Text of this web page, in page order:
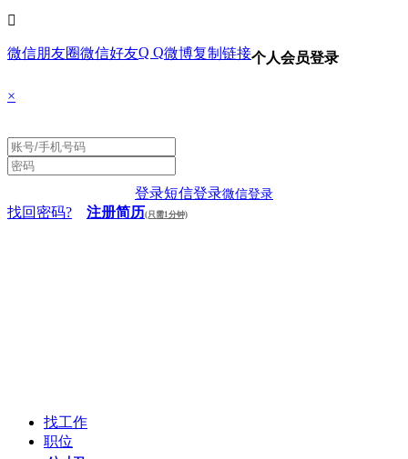

微信朋友圈微信好友Q Q微博复制链接个人会员登录
×
登录短信登录微信登录
找回密码? 注册简历(只需1分钟)
找工作
职位